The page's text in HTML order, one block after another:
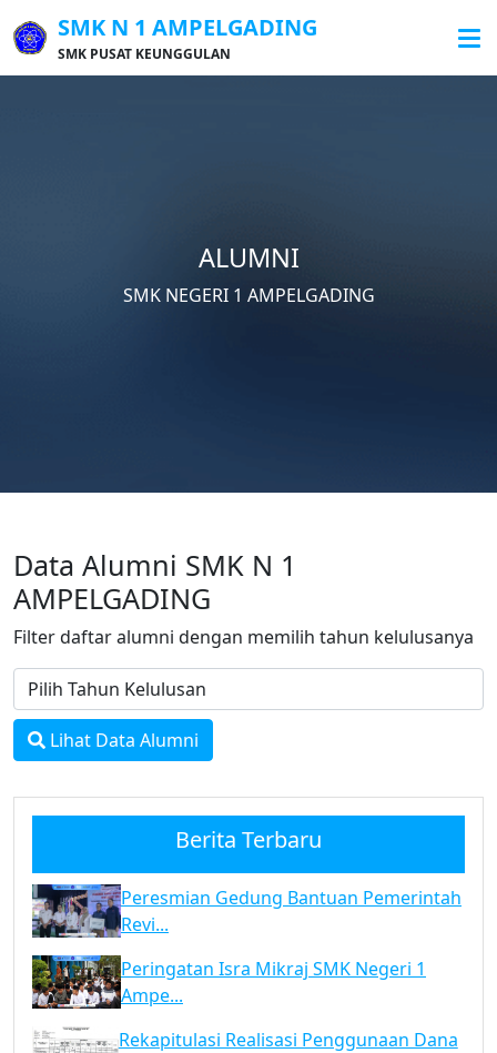
SMK N 1 AMPELGADING
SMK PUSAT KEUNGGULAN
ALUMNI
SMK NEGERI 1 AMPELGADING
Data Alumni SMK N 1
AMPELGADING
Filter daftar alumni dengan memilih tahun kelulusanya
Lihat Data Alumni
Berita Terbaru
Peresmian Gedung Bantuan Pemerintah
Revi...
Peringatan Isra Mikraj SMK Negeri 1
Ampe...
Rekapitulasi Realisasi Penggunaan Dana